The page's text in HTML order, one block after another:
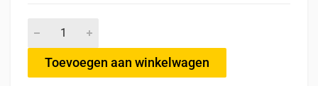
Toevoegen aan winkelwagen